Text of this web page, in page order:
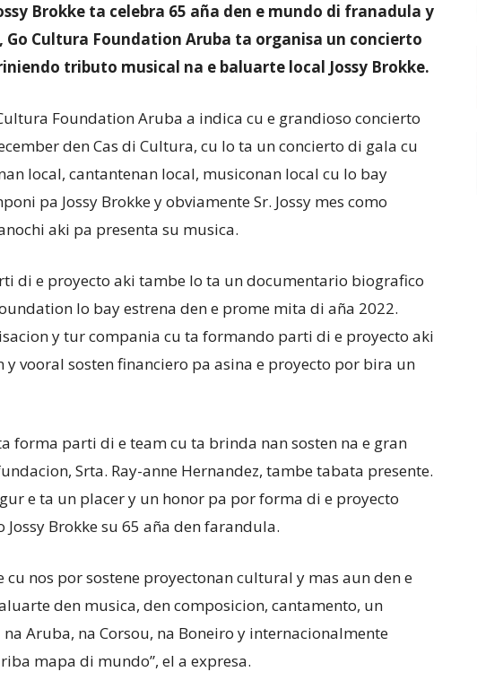
Brokke ta celebra 65 aña den e mundo di franadula y
Go Cultura Foundation Aruba ta organisa un concierto
tributo musical na e baluarte local Jossy Brokke.
Foundation Aruba a indica cu e grandioso concierto
den Cas di Cultura, cu lo ta un concierto di gala cu
local, cantantenan local, musiconan local cu lo bay
pa Jossy Brokke y obviamente Sr. Jossy mes como
aki pa presenta su musica.
di e proyecto aki tambe lo ta un documentario biografico
lo bay estrena den e prome mita di aña 2022.
y tur compania cu ta formando parti di e proyecto aki
vooral sosten financiero pa asina e proyecto por bira un
forma parti di e team cu ta brinda nan sosten na e gran
Srta. Ray-anne Hernandez, tambe tabata presente.
e ta un placer y un honor pa por forma di e proyecto
Brokke su 65 aña den farandula.
cu nos por sostene proyectonan cultural y mas aun den e
den musica, den composicion, cantamento, un
na Aruba, na Corsou, na Boneiro y internacionalmente
mapa di mundo”, el a expresa.